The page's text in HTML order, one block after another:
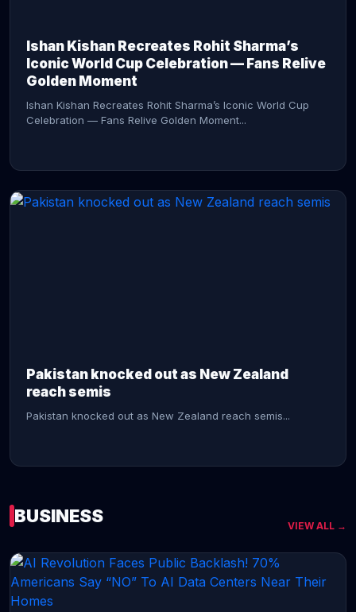
Ishan Kishan Recreates Rohit Sharma’s
Iconic World Cup Celebration — Fans Relive
Golden Moment
Ishan Kishan Recreates Rohit Sharma’s Iconic World Cup
Celebration — Fans Relive Golden Moment...
Pakistan knocked out as New Zealand
reach semis
Pakistan knocked out as New Zealand reach semis...
CONTINUE READING →
BUSINESS VIEW ALL →